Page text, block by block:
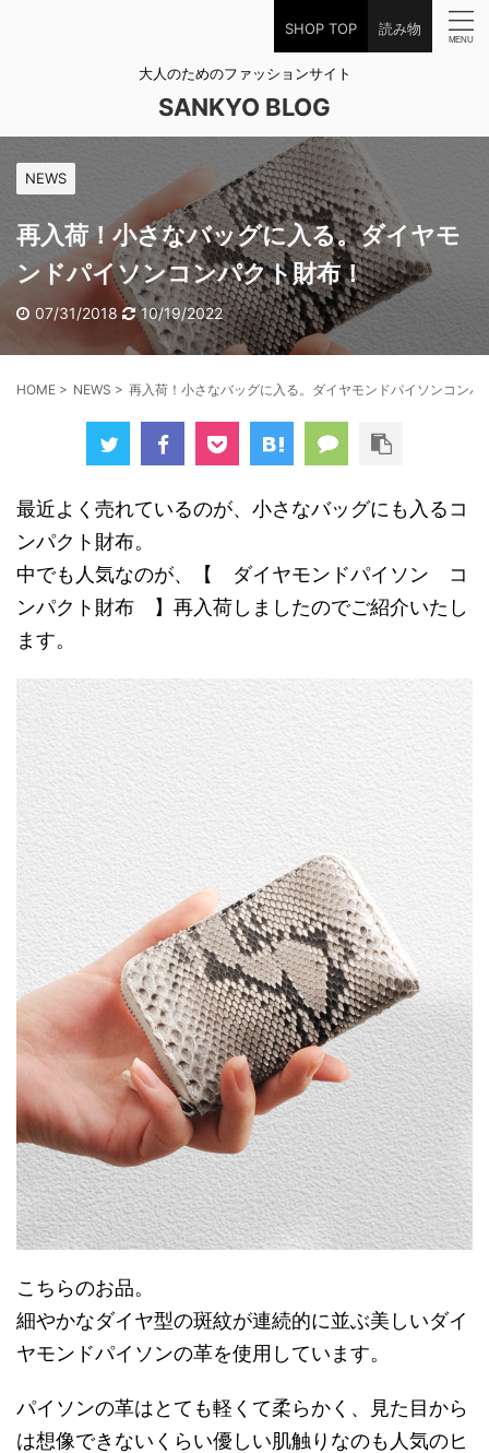
SHOP TOP 読み物
大人のためのファッションサイト
SANKYO BLOG
NEWS
再入荷！小さなバッグに入る。ダイヤモ
ンドパイソンコンパクト財布！
07/31/2018 10/19/2022
HOME > NEWS > 再入荷！小さなバッグに入る。ダイヤモンドパイソンコンパ
最近よく売れているのが、小さなバッグにも入るコ
ンパクト財布。
中でも人気なのが、【 ダイヤモンドパイソン コ
ンパクト財布 】再入荷しましたのでご紹介いたし
ます。
こちらのお品。
細やかなダイヤ型の斑紋が連続的に並ぶ美しいダイ
ヤモンドパイソンの革を使用しています。
パイソンの革はとても軽くて柔らかく、見た目から
は想像できないくらい優しい肌触りなのも人気のヒ